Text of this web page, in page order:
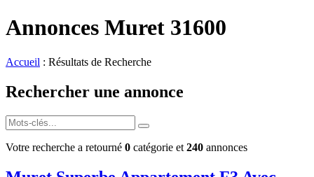
Annonces Muret 31600
Accueil : Résultats de Recherche
Rechercher une annonce
Votre recherche a retourné 0 catégorie et 240 annonces